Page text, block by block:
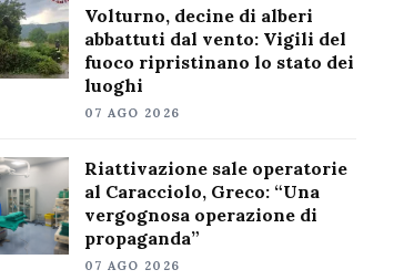
Volturno, decine di alberi
abbattuti dal vento: Vigili del
fuoco ripristinano lo stato dei
luoghi
07 AGO 2026
Riattivazione sale operatorie
al Caracciolo, Greco: “Una
vergognosa operazione di
propaganda”
07 AGO 2026